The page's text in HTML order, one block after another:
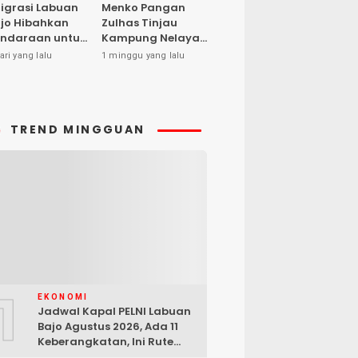
Labuan
Hibahkan
untuk
Desa Cegah
yang lalu
Menko Pangan
Zulhas Tinjau
Kampung Nelayan
Modern Warloka,
1 minggu yang lalu
TREND MINGGUAN
EKONOMI
Jadwal Kapal PELNI Labuan
Bajo Agustus 2026, Ada 11
Keberangkatan, Ini Rute